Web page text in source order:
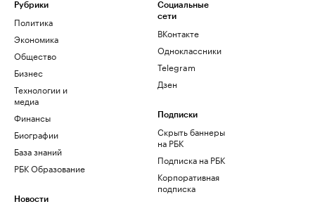
Рубрики
Политика
Экономика
Общество
Бизнес
Технологии и
медиа
Финансы
Биографии
База знаний
РБК Образование
Новости
Социальные
сети
ВКонтакте
Одноклассники
Telegram
Дзен
Подписки
Скрыть баннеры
на РБК
Подписка на РБК
Корпоративная
подписка